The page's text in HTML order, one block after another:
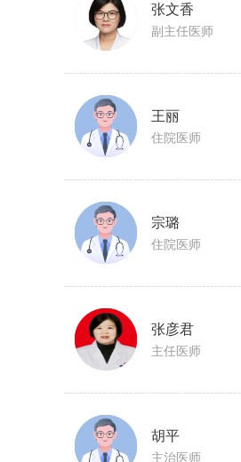
张文香
副主任医师
王丽
住院医师
宗璐
住院医师
张彦君
主任医师
胡平
主治医师